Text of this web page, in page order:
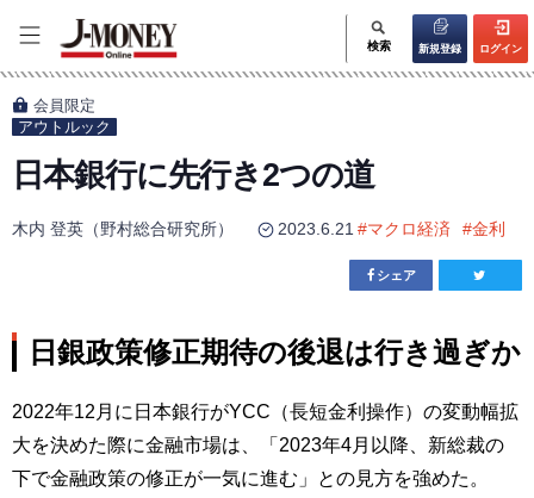
検索 新規登録 ログイン
会員限定
アウトルック
日本銀行に先行き2つの道
木内 登英（野村総合研究所） 2023.6.21 #マクロ経済 #金利
シェア
日銀政策修正期待の後退は行き過ぎか
2022年12月に日本銀行がYCC（長短金利操作）の変動幅拡
大を決めた際に金融市場は、「2023年4月以降、新総裁の
下で金融政策の修正が一気に進む」との見方を強めた。